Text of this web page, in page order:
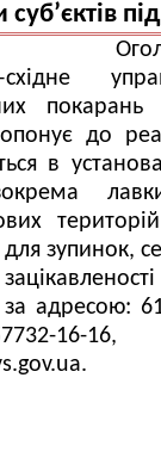
суб’єктів
покарань
до
в
для зупинок,
за адресою:
16-
.